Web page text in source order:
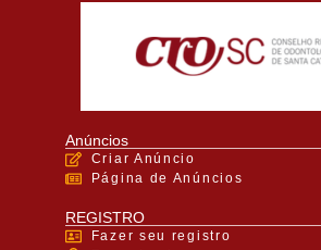
Anúncios
Criar Anúncio
Página de Anúncios
REGISTRO
Fazer seu registro